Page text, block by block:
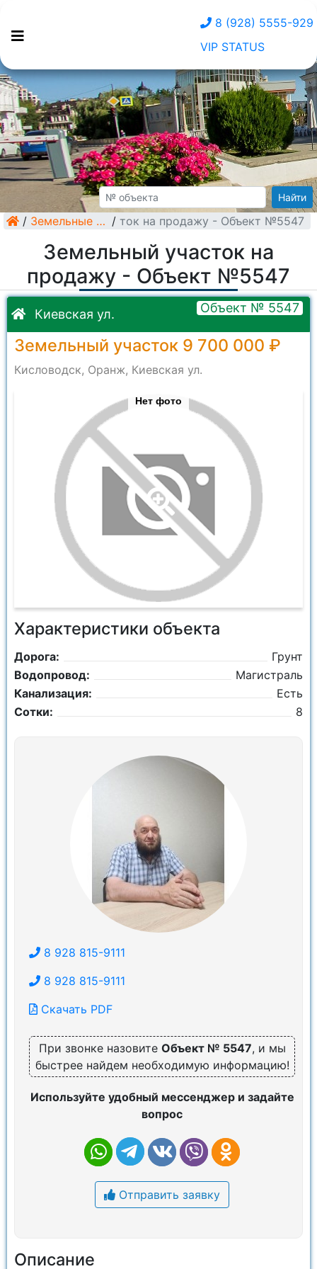
8 (928) 5555-929
VIP STATUS
Найти
/ Земельные участки /
Земельный участок на продажу - Объект №5547
Земельный участок на
продажу - Объект №5547
Киевская ул. Объект № 5547
Земельный участок 9 700 000 ₽
Кисловодск, Оранж, Киевская ул.
Нет фото
Характеристики объекта
Дорога:
Грунт
Водопровод:
Магистраль
Канализация:
Есть
Сотки:
8
8 928 815-9111
8 928 815-9111
Скачать PDF
При звонке назовите Объект № 5547, и мы
быстрее найдем необходимую информацию!
Используйте удобный мессенджер и задайте
вопрос
Отправить заявку
Описание